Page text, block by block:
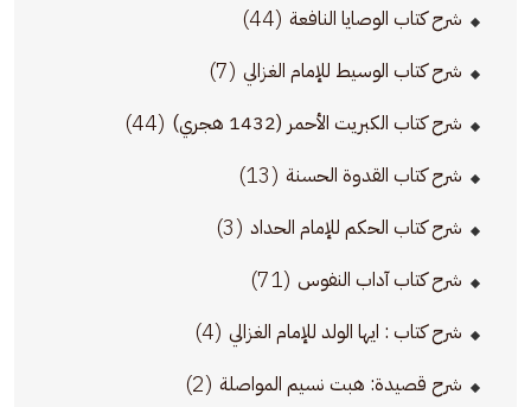
شرح كتاب الوصايا النافعة (44)
شرح كتاب الوسيط للإمام الغزالي (7)
شرح كتاب الكبريت الأحمر (1432 هجري) (44)
شرح كتاب القدوة الحسنة (13)
شرح كتاب الحكم للإمام الحداد (3)
شرح كتاب آداب النفوس (71)
شرح كتاب : ايها الولد للإمام الغزالي (4)
شرح قصيدة: هبت نسيم المواصلة (2)